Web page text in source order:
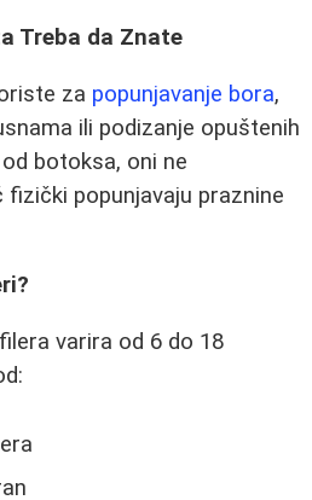
Treba da Znate
za popunjavanje bora,
ili podizanje opuštenih
botoksa, oni ne
popunjavaju praznine
varira od 6 do 18